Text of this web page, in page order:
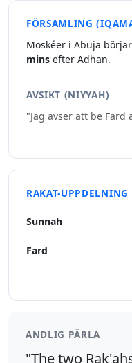
FÖRSAMLING
Moskéer i Abuja
mins efter Adhan.
AVSIKT (NIYYAH)
"Jag avser att be Fard
RAKAT-UPPDELNING
Sunnah
Fard
ANDLIG PÄRLA
"The two